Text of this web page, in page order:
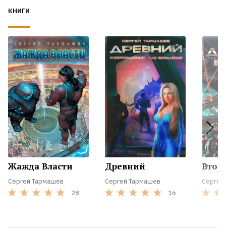
Экранизации
Коллекции
КНИГИ
Жажда Власти
Сергей Тармашев
28
Древний
Сергей Тармашев
16